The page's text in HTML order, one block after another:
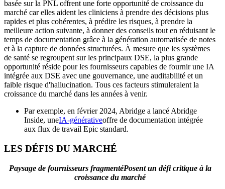
basée sur la PNL offrent une forte opportunité de croissance du
marché car elles aident les cliniciens à prendre des décisions plus
rapides et plus cohérentes, à prédire les risques, à prendre la
meilleure action suivante, à donner des conseils tout en réduisant le
temps de documentation grâce à la génération automatisée de notes
et à la capture de données structurées. À mesure que les systèmes
de santé se regroupent sur les principaux DSE, la plus grande
opportunité réside pour les fournisseurs capables de fournir une IA
intégrée aux DSE avec une gouvernance, une auditabilité et un
faible risque d'hallucination. Tous ces facteurs stimuleraient la
croissance du marché dans les années à venir.
Par exemple, en février 2024, Abridge a lancé Abridge
Inside, uneIA-générativeoffre de documentation intégrée
aux flux de travail Epic standard.
LES DÉFIS DU MARCHÉ
Paysage de fournisseurs fragmentéPosent un défi critique à la
croissance du marché